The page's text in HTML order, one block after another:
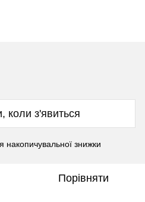
коли з'явиться
накопичувальної знижки
Порівняти